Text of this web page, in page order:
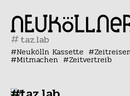
#
Neukölln Kassette
Mitmachen Zeitvertreib